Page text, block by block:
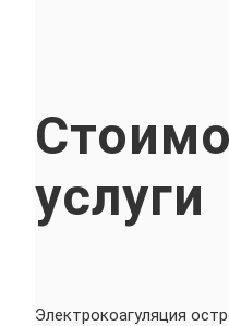
услуги
Электрокоагуляция